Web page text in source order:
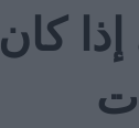
كان